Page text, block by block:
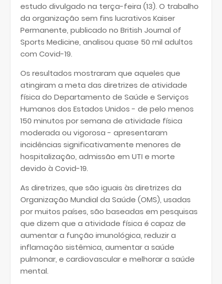
estudo divulgado na terça-feira (13). O trabalho
da organização sem fins lucrativos Kaiser
Permanente, publicado no British Journal of
Sports Medicine, analisou quase 50 mil adultos
com Covid-19.
Os resultados mostraram que aqueles que
atingiram a meta das diretrizes de atividade
física do Departamento de Saúde e Serviços
Humanos dos Estados Unidos - de pelo menos
150 minutos por semana de atividade física
moderada ou vigorosa - apresentaram
incidências significativamente menores de
hospitalização, admissão em UTI e morte
devido à Covid-19.
As diretrizes, que são iguais às diretrizes da
Organização Mundial da Saúde (OMS), usadas
por muitos países, são baseadas em pesquisas
que dizem que a atividade física é capaz de
aumentar a função imunológica, reduzir a
inflamação sistêmica, aumentar a saúde
pulmonar, e cardiovascular e melhorar a saúde
mental.